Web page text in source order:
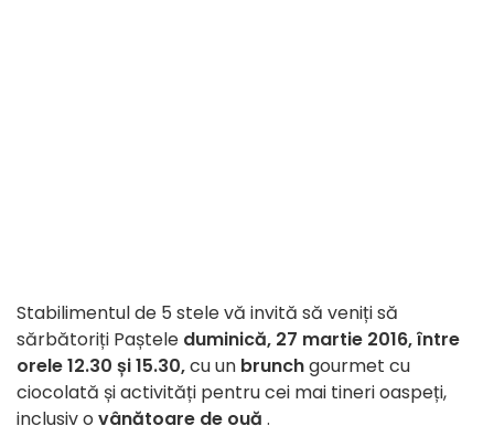
Stabilimentul de 5 stele vă invită să veniți să
sărbătoriți Paștele duminică, 27 martie 2016, între
orele 12.30 și 15.30,cu un brunchgourmet cu
ciocolată și activități pentru cei mai tineri oaspeți,
inclusiv o vânătoare de ouă .